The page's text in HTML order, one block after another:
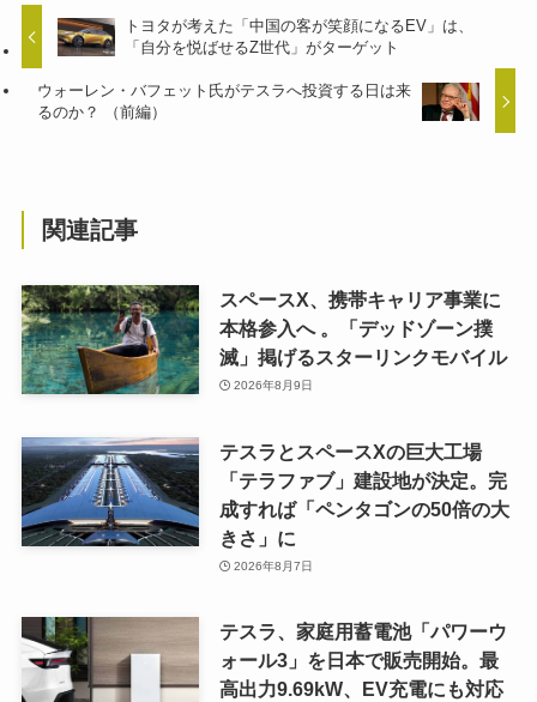
トヨタが考えた「中国の客が笑顔になるEV」は、
「自分を悦ばせるZ世代」がターゲット
ウォーレン・バフェット氏がテスラへ投資する日は来
るのか？ （前編）
関連記事
スペースX、携帯キャリア事業に
本格参入へ 。「デッドゾーン撲
滅」掲げるスターリンクモバイル
2026年8月9日
テスラとスペースXの巨大工場
「テラファブ」建設地が決定。完
成すれば「ペンタゴンの50倍の大
きさ」に
2026年8月7日
テスラ、家庭用蓄電池「パワーウ
ォール3」を日本で販売開始。最
高出力9.69kW、EV充電にも対応